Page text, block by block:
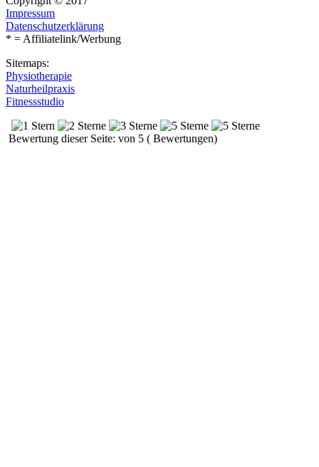
Impressum
Datenschutzerklärung
* = Affiliatelink/Werbung
Sitemaps:
Physiotherapie
Naturheilpraxis
Fitnessstudio
Bewertung dieser Seite: von 5 ( Bewertungen)